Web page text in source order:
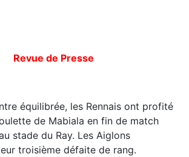
Revue de Presse
équilibrée, les Rennais ont profité
de Mabiala en fin de match
stade du Ray. Les Aiglons
troisième défaite de rang.